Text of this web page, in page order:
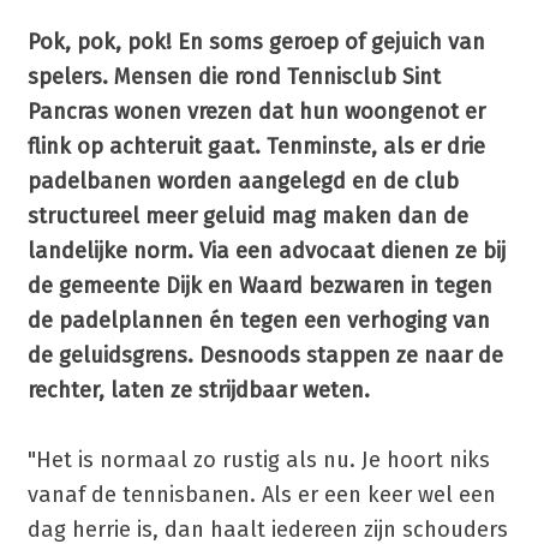
Pok, pok, pok! En soms geroep of gejuich van
spelers. Mensen die rond Tennisclub Sint
Pancras wonen vrezen dat hun woongenot er
flink op achteruit gaat. Tenminste, als er drie
padelbanen worden aangelegd en de club
structureel meer geluid mag maken dan de
landelijke norm. Via een advocaat dienen ze bij
de gemeente Dijk en Waard bezwaren in tegen
de padelplannen én tegen een verhoging van
de geluidsgrens. Desnoods stappen ze naar de
rechter, laten ze strijdbaar weten.
"Het is normaal zo rustig als nu. Je hoort niks
vanaf de tennisbanen. Als er een keer wel een
dag herrie is, dan haalt iedereen zijn schouders